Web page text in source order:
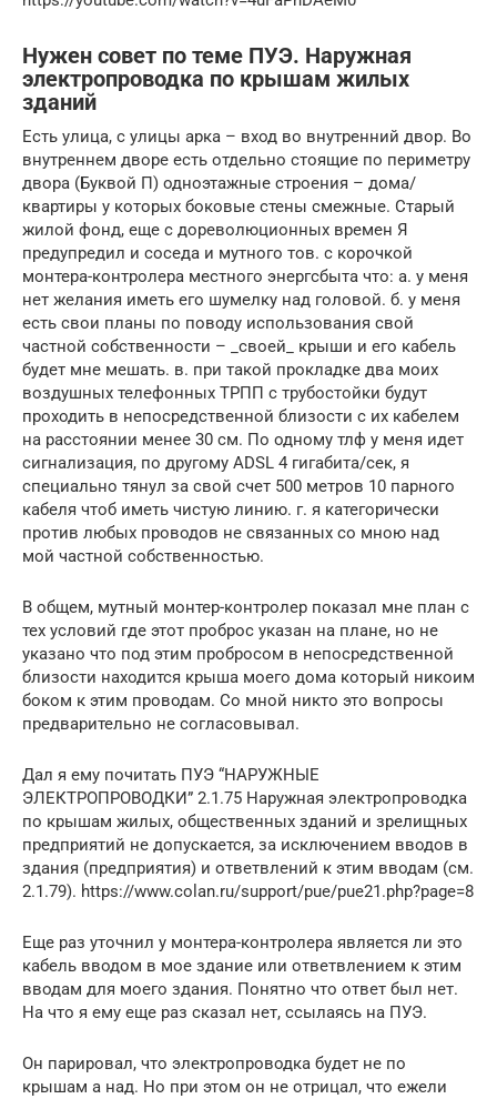
Нужен совет по теме ПУЭ. Наружная
электропроводка по крышам жилых
зданий
Есть улица, с улицы арка – вход во внутренний двор. Во
внутреннем дворе есть отдельно стоящие по периметру
двора (Буквой П) одноэтажные строения – дома/
квартиры у которых боковые стены смежные. Старый
жилой фонд, еще с дореволюционных времен Я
предупредил и соседа и мутного тов. с корочкой
монтера-контролера местного энергсбыта что: a. у меня
нет желания иметь его шумелку над головой. б. у меня
есть свои планы по поводу использования свой
частной собственности – _своей_ крыши и его кабель
будет мне мешать. в. при такой прокладке два моих
воздушных телефонных ТРПП с трубостойки будут
проходить в непосредственной близости с их кабелем
на расстоянии менее 30 см. По одному тлф у меня идет
сигнализация, по другому ADSL 4 гигабита/сек, я
специально тянул за свой счет 500 метров 10 парного
кабеля чтоб иметь чистую линию. г. я категорически
против любых проводов не связанных со мною над
мой частной собственностью.
В общем, мутный монтер-контролер показал мне план с
тех условий где этот проброс указан на плане, но не
указано что под этим пробросом в непосредственной
близости находится крыша моего дома который никоим
боком к этим проводам. Со мной никто это вопросы
предварительно не согласовывал.
Дал я ему почитать ПУЭ “НАРУЖНЫЕ
ЭЛЕКТРОПРОВОДКИ” 2.1.75 Наружная электропроводка
по крышам жилых, общественных зданий и зрелищных
предприятий не допускается, за исключением вводов в
здания (предприятия) и ответвлений к этим вводам (см.
2.1.79). https://www.colan.ru/support/pue/pue21.php?page=8
Еще раз уточнил у монтера-контролера является ли это
кабель вводом в мое здание или ответвлением к этим
вводам для моего здания. Понятно что ответ был нет.
На что я ему еще раз сказал нет, ссылаясь на ПУЭ.
Он парировал, что электропроводка будет не по
крышам а над. Но при этом он не отрицал, что ежели